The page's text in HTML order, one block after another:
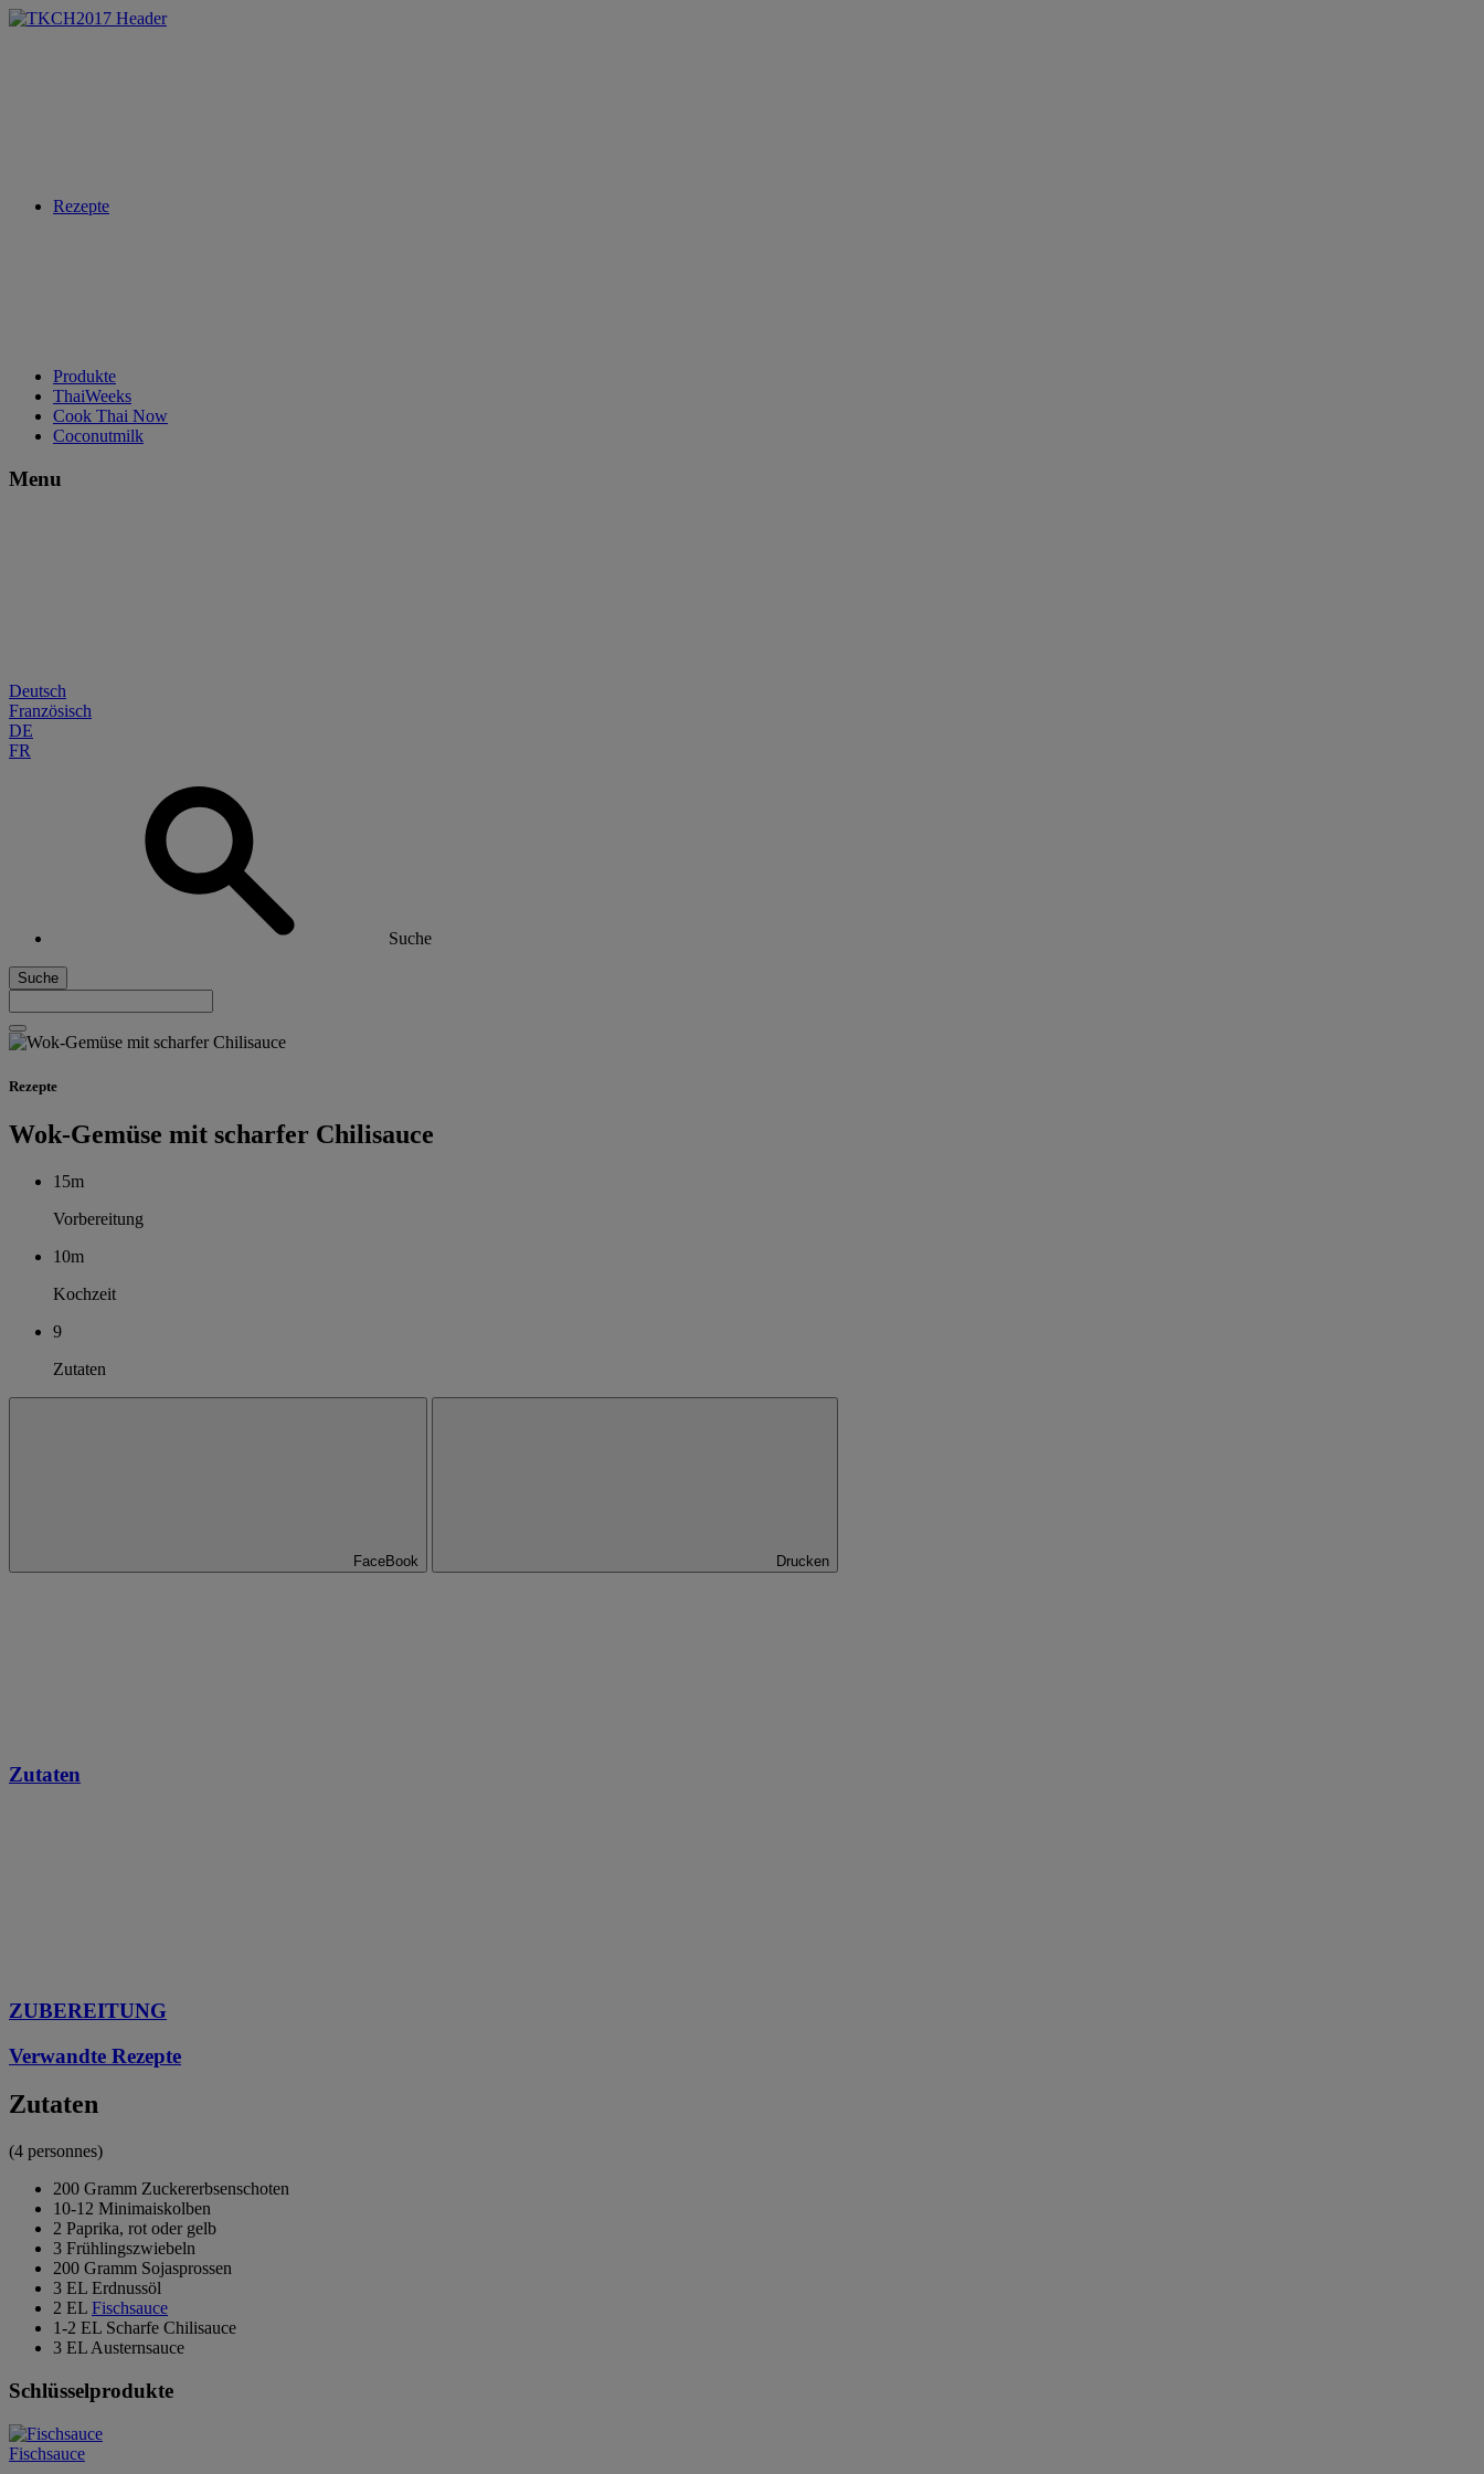
Rezepte
Produkte
ThaiWeeks
Cook Thai Now
Coconutmilk
Menu
Deutsch
Französisch
DE
FR
Suche
Suche
Rezepte
Wok-Gemüse mit scharfer Chilisauce
15m
Vorbereitung
10m
Kochzeit
9
Zutaten
FaceBook Drucken
Zutaten
ZUBEREITUNG
Verwandte Rezepte
Zutaten
(4 personnes)
200 Gramm Zuckererbsenschoten
10-12 Minimaiskolben
2 Paprika, rot oder gelb
3 Frühlingszwiebeln
200 Gramm Sojasprossen
3 EL Erdnussöl
2 EL Fischsauce
1-2 EL Scharfe Chilisauce
3 EL Austernsauce
Schlüsselprodukte
Fischsauce